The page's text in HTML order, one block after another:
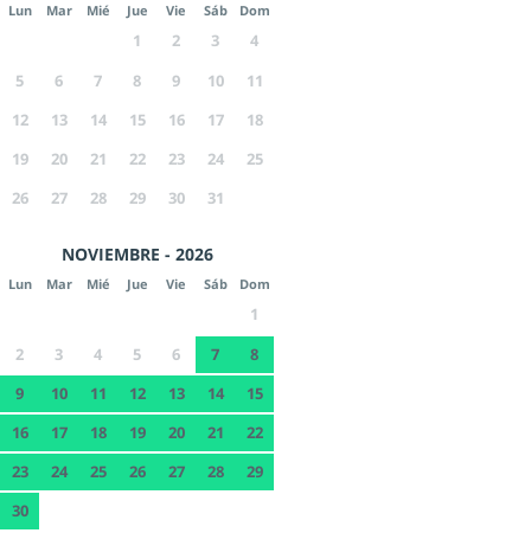
Lun Mar Mié Jue Vie Sáb Dom
1 2 3
4
5
6 7 8 9 10
11
12
13 14 15 16 17
18
19
20 21 22 23 24
25
26
27 28 29 30 31
NOVIEMBRE - 2026
Lun Mar Mié Jue Vie Sáb Dom
1
2
3 4 5 6 7
8
9
10 11 12 13 14
15
16
17 18 19 20 21
22
23
24 25 26 27 28
29
30